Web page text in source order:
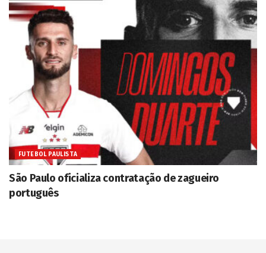
FUTEBOL PAULISTA
São Paulo oficializa contratação de zagueiro
português